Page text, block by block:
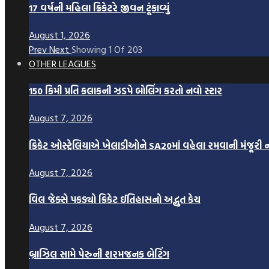
17 વર્ષની મહિલા ક્રિકેટરે જીવન ટૂંકાવ્યું
August 1, 2026
PrevNext Showing 1 Of 203
OTHER LEAGUES
150 કિમી પ્રતિ કલાકની ઝડપે બોલિંગ કરતો નવો સ્ટાર
August 7, 2026
ક્રિકેટ ઓસ્ટ્રેલિયાએ ખેલાડીઓને SA20માં વહેલા રમવાની
August 7, 2026
વિલ જેક્સે પકડ્યો ક્રિકેટ ઈતિહાસનો અદ્ભુત કેચ
August 7, 2026
બ્રાઝિલ સામે પેરુની શરમજનક બેટિંગ